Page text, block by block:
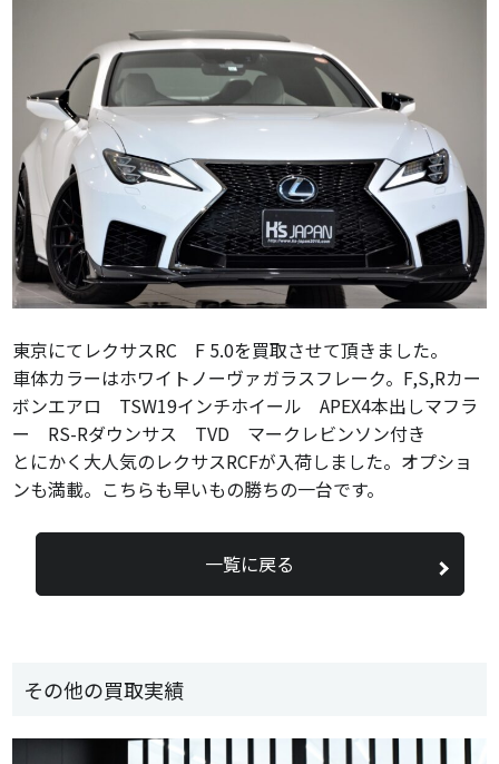
その他の買取実績
東京にてレクサスRC F 5.0を買取させて頂きました。
車体カラーはホワイトノーヴァガラスフレーク。F,S,Rカー
ボンエアロ TSW19インチホイール APEX4本出しマフラ
ー RS-Rダウンサス TVD マークレビンソン付き
とにかく大人気のレクサスRCFが入荷しました。オプショ
ンも満載。こちらも早いもの勝ちの一台です。
一覧に戻る